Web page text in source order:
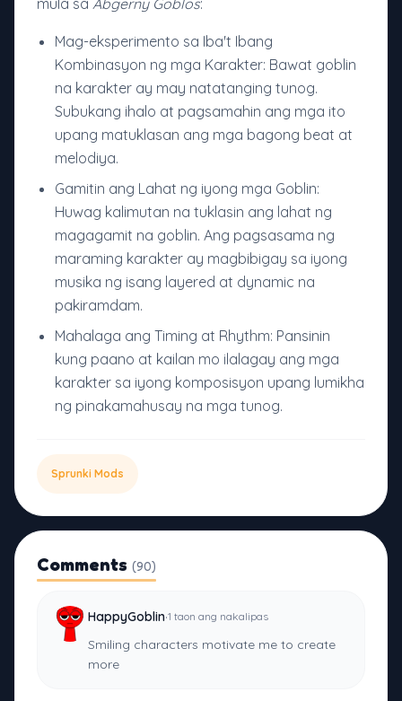
mula sa Abgerny Goblos:
Mag-eksperimento sa Iba't Ibang
Kombinasyon ng mga Karakter: Bawat goblin
na karakter ay may natatanging tunog.
Subukang ihalo at pagsamahin ang mga ito
upang matuklasan ang mga bagong beat at
melodiya.
Gamitin ang Lahat ng iyong mga Goblin:
Huwag kalimutan na tuklasin ang lahat ng
magagamit na goblin. Ang pagsasama ng
maraming karakter ay magbibigay sa iyong
musika ng isang layered at dynamic na
pakiramdam.
Mahalaga ang Timing at Rhythm: Pansinin
kung paano at kailan mo ilalagay ang mga
karakter sa iyong komposisyon upang lumikha
ng pinakamahusay na mga tunog.
Sprunki Mods
Comments (90)
HappyGoblin·1 taon ang nakalipas
Smiling characters motivate me to create
more